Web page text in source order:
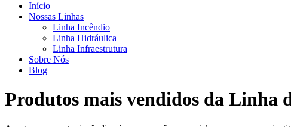
Início
Nossas Linhas
Linha Incêndio
Linha Hidráulica
Linha Infraestrutura
Sobre Nós
Blog
Produtos mais vendidos da Linha